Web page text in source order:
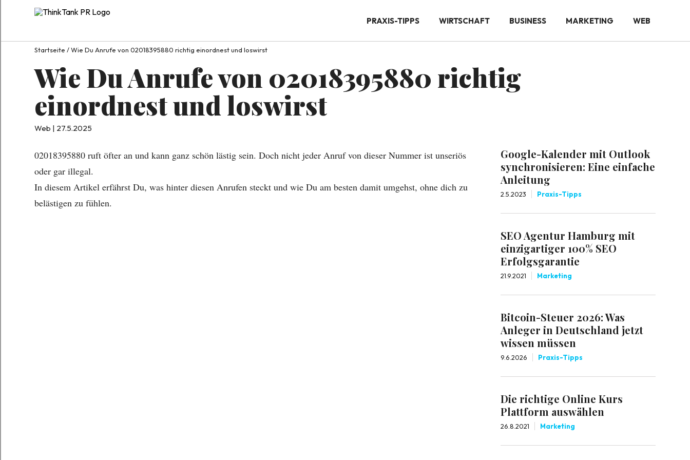
PRAXIS-TIPPS WIRTSCHAFT BUSINESS MARKETING WEB
Startseite /Wie Du Anrufe von 02018395880 richtig einordnest und loswirst
Wie Du Anrufe von 02018395880 richtig
einordnest und loswirst
Web | 27.5.2025
02018395880 ruft öfter an und kann ganz schön lästig sein. Doch nicht jeder Anruf von dieser Nummer ist unseriös
oder gar illegal.
In diesem Artikel erfährst Du, was hinter diesen Anrufen steckt und wie Du am besten damit umgehst, ohne dich zu
belästigen zu fühlen.
Google-Kalender mit Outlook
synchronisieren: Eine einfache
Anleitung
2.5.2023 Praxis-Tipps
SEO Agentur Hamburg mit
einzigartiger 100% SEO
Erfolgsgarantie
21.9.2021 Marketing
Bitcoin-Steuer 2026: Was
Anleger in Deutschland jetzt
wissen müssen
9.6.2026 Praxis-Tipps
Die richtige Online Kurs
Plattform auswählen
26.8.2021 Marketing